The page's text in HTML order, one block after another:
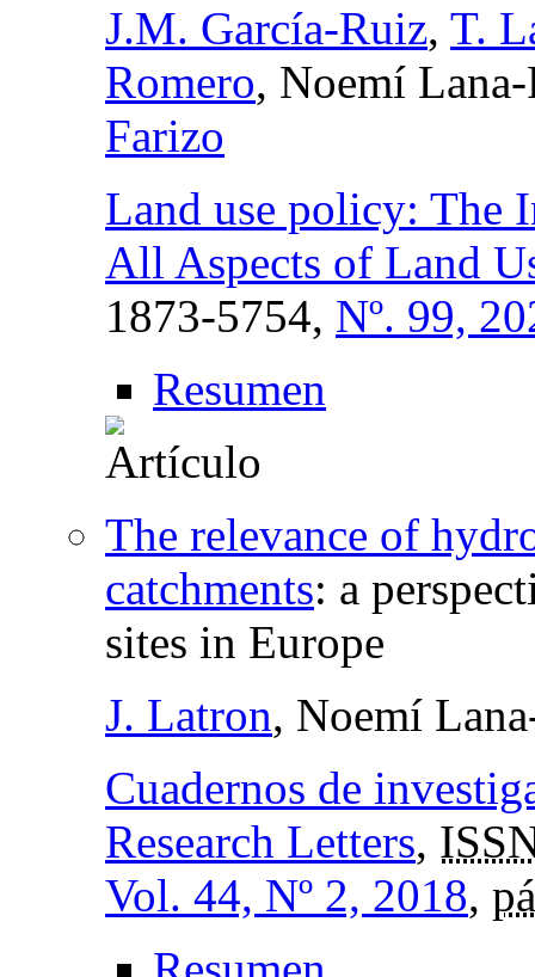
J.M. García-Ruiz, T.
Romero, Noemí
Farizo
Land use policy: The
All Aspects of Land
1873-5754, Nº. 99,
Resumen
The relevance of
catchments: a
sites in Europe
J. Latron, Noemí
Cuadernos de
Research Letters,
Vol. 44, Nº 2, 2018,